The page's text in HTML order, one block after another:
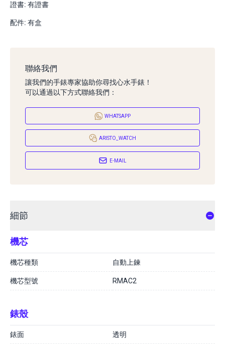
證書: 有證書
配件: 有盒
聯絡我們
讓我們的手錶專家協助你尋找心水手錶！
可以通過以下方式聯絡我們：
WHATSAPP
ARISTO_WATCH
E-MAIL
細節
機芯
機芯種類 自動上鍊
機芯型號 RMAC2
錶殼
錶面 透明